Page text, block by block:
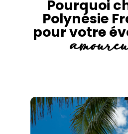
Pourquoi
Polynésie
pour votre